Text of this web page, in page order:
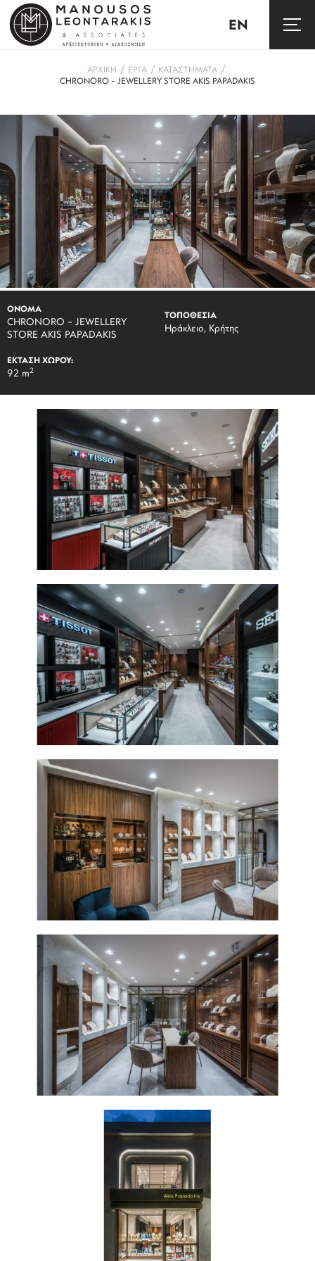
EN
ΑΡΧΙΚΗ / ΕΡΓΑ / ΚΑΤΑΣΤΗΜΑΤΑ /
CHRONORO – JEWELLERY STORE AKIS PAPADAKIS
ΟΝΟΜΑ
CHRONORO – JEWELLERY
STORE AKIS PAPADAKIS
ΤΟΠΟΘΕΣΙΑ
Ηράκλειο, Κρήτης
ΕΚΤΑΣΗ ΧΩΡΟΥ:
92 m2